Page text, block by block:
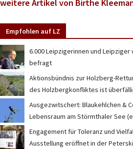
weitere Artikel von Birthe
Empfohlen auf LZ
6.000 Leipzigerinnen und
befragt
Aktionsbündnis zur Holzberg-
des Holzbergkonfliktes ist
Ausgezwitschert: Blaukehlchen &
Lebensraum am Störmthaler See
Engagement für Toleranz und
Ausstellung eröffnet in der